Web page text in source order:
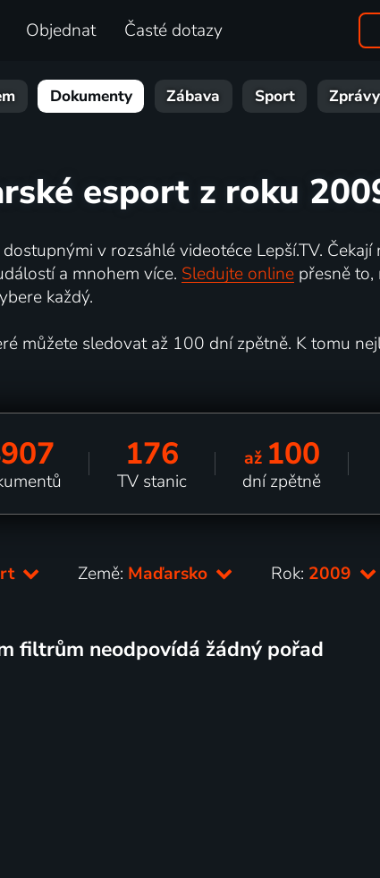
Objednat Časté dotazy
Dokumenty Zábava Sport Zprávy
esport z roku
v rozsáhlé videotéce Lepší.TV.
a mnohem více. Sledujte onlinepřesně to,
každý.
můžete sledovat až 100 dní zpětně. K tomu
176
TV stanic
až 100
dní zpětně
Země: Maďarsko Rok: 2009
filtrům neodpovídá žádný pořad